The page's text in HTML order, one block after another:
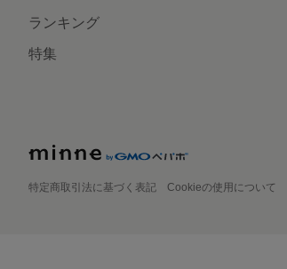
ランキング
特集
特定商取引法に基づく表記 Cookieの使用について